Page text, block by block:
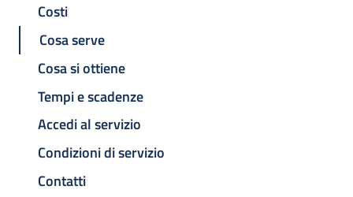
Costi
Cosa serve
Cosa si ottiene
Tempi e scadenze
Accedi al servizio
Condizioni di servizio
Contatti